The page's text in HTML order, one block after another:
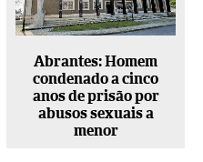
Abrantes: Homem
condenado a cinco
anos de prisão por
abusos sexuais a
menor